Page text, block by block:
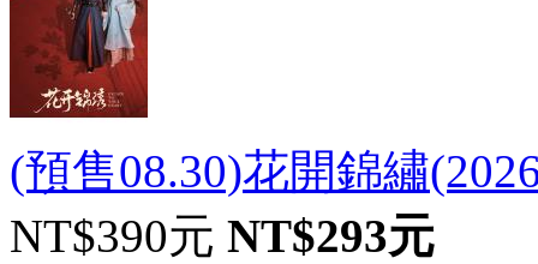
(預售08.30)花開錦繡
NT$390元 NT$293元